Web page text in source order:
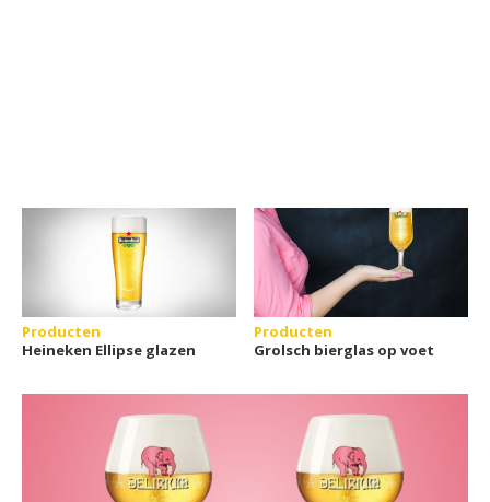
Producten
Heineken Ellipse glazen
Producten
Grolsch bierglas op voet